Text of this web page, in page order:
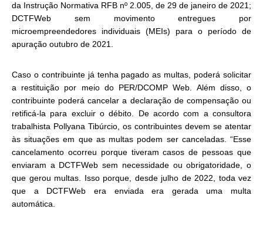
da Instrução Normativa RFB nº 2.005, de 29 de janeiro de 2021;
DCTFWeb sem movimento entregues por
microempreendedores individuais (MEIs) para o período de
apuração outubro de 2021.
Caso o contribuinte já tenha pagado as multas, poderá solicitar
a restituição por meio do PER/DCOMP Web. Além disso, o
contribuinte poderá cancelar a declaração de compensação ou
retificá-la para excluir o débito. De acordo com a consultora
trabalhista Pollyana Tibúrcio, os contribuintes devem se atentar
às situações em que as multas podem ser canceladas. “Esse
cancelamento ocorreu porque tiveram casos de pessoas que
enviaram a DCTFWeb sem necessidade ou obrigatoridade, o
que gerou multas. Isso porque, desde julho de 2022, toda vez
que a DCTFWeb era enviada era gerada uma multa
automática.